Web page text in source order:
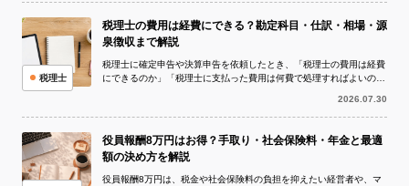
税理士の費用は経費にできる？勘定科目・仕訳・相場・源
泉徴収まで解説
税理士に確定申告や決算申告を依頼したとき、「税理士の費用は経費
にできるのか」「税理士に支払った費用は何費で処理すればよいの
2026.07.30
税理士
役員報酬8万円はお得？手取り・社会保険料・年金と最適
額の決め方を解説
役員報酬8万円は、税金や社会保険料の負担を抑えたい経営者や、マ